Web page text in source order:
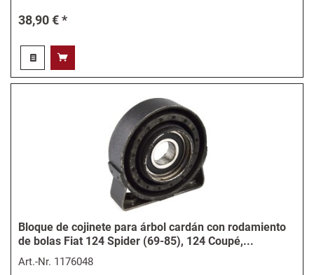
38,90 € *
Bloque de cojinete para árbol cardán con rodamiento
de bolas Fiat 124 Spider (69-85), 124 Coupé,...
Art.-Nr. 1176048